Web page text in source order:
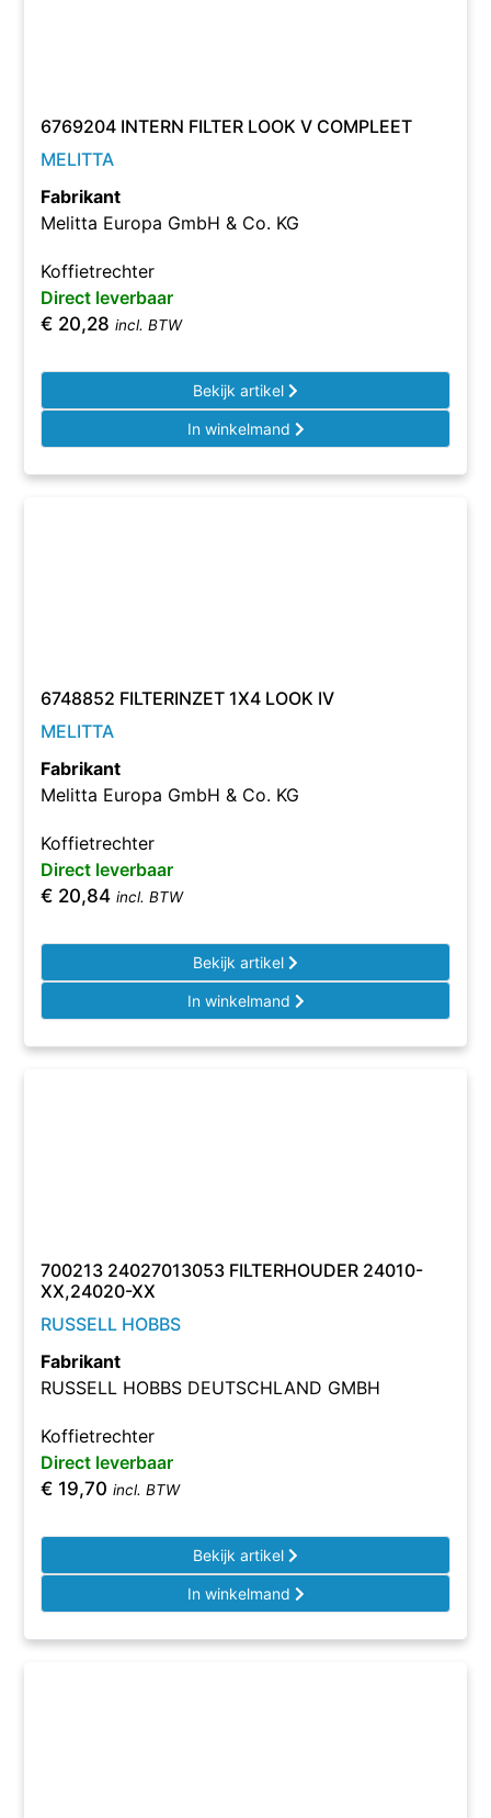
6769204 INTERN FILTER LOOK V COMPLEET
MELITTA
Fabrikant
Melitta Europa GmbH & Co. KG
Koffietrechter
Direct leverbaar
€ 20,28 incl. BTW
Bekijk artikel
In winkelmand
6748852 FILTERINZET 1X4 LOOK IV
MELITTA
Fabrikant
Melitta Europa GmbH & Co. KG
Koffietrechter
Direct leverbaar
€ 20,84 incl. BTW
Bekijk artikel
In winkelmand
700213 24027013053 FILTERHOUDER 24010-
XX,24020-XX
RUSSELL HOBBS
Fabrikant
RUSSELL HOBBS DEUTSCHLAND GMBH
Koffietrechter
Direct leverbaar
€ 19,70 incl. BTW
Bekijk artikel
In winkelmand